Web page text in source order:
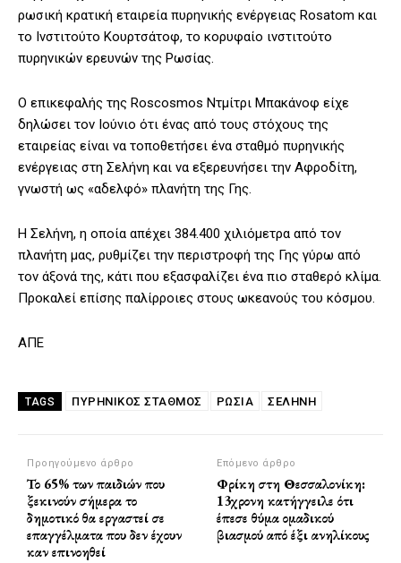
ρωσική κρατική εταιρεία πυρηνικής ενέργειας Rosatom και
το Ινστιτούτο Κουρτσάτοφ, το κορυφαίο ινστιτούτο
πυρηνικών ερευνών της Ρωσίας.
Ο επικεφαλής της Roscosmos Ντμίτρι Μπακάνοφ είχε
δηλώσει τον Ιούνιο ότι ένας από τους στόχους της
εταιρείας είναι να τοποθετήσει ένα σταθμό πυρηνικής
ενέργειας στη Σελήνη και να εξερευνήσει την Αφροδίτη,
γνωστή ως «αδελφό» πλανήτη της Γης.
Η Σελήνη, η οποία απέχει 384.400 χιλιόμετρα από τον
πλανήτη μας, ρυθμίζει την περιστροφή της Γης γύρω από
τον άξονά της, κάτι που εξασφαλίζει ένα πιο σταθερό κλίμα.
Προκαλεί επίσης παλίρροιες στους ωκεανούς του κόσμου.
ΑΠΕ
TAGS ΠΥΡΗΝΙΚΌΣ ΣΤΑΘΜΌΣ ΡΩΣΙΑ ΣΕΛΉΝΗ
Προηγούμενο άρθρο
Το 65% των παιδιών που
ξεκινούν σήμερα το
δημοτικό θα εργαστεί σε
επαγγέλματα που δεν έχουν
καν επινοηθεί
Επόμενο άρθρο
Φρίκη στη Θεσσαλονίκη:
13χρονη κατήγγειλε ότι
έπεσε θύμα ομαδικού
βιασμού από έξι ανηλίκους